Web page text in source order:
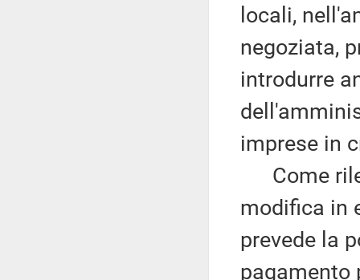
locali,
negoziata,
introdurre
imprese in
Come
modifica in
prevede la
pagamento